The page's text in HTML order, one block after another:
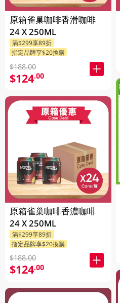
原箱雀巢咖啡香滑咖啡
24 X 250ML
滿$299享89折
指定品牌享$20換購
$188.00
$124.00
原箱雀巢咖啡香濃咖啡
24 X 250ML
滿$299享89折
指定品牌享$20換購
$188.00
$124.00